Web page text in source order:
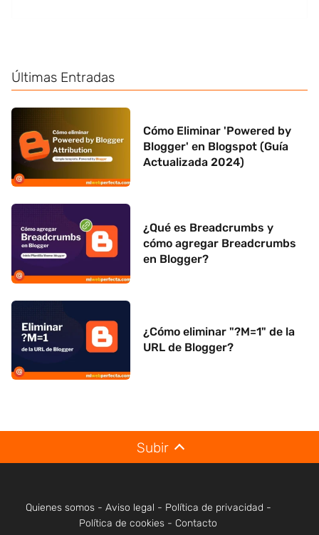
Últimas Entradas
Cómo Eliminar 'Powered by
Blogger' en Blogspot (Guía
Actualizada 2024)
¿Qué es Breadcrumbs y
cómo agregar Breadcrumbs
en Blogger?
¿Cómo eliminar "?M=1" de la
URL de Blogger?
Subir
Quienes somos- Aviso legal - Política de privacidad -
Política de cookies - Contacto